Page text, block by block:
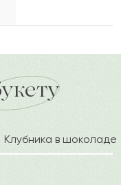
2022-10-07
2022-05-29
2022-05-25
Клубника в шоколаде